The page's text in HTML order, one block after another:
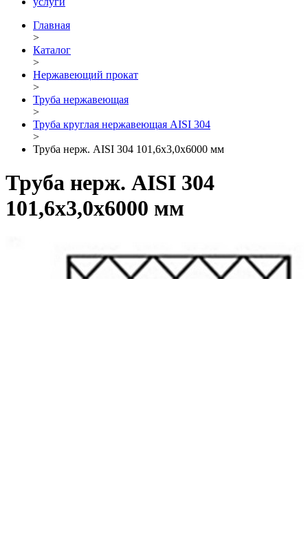
Главная
>
Каталог
>
Нержавеющий прокат
>
Труба нержавеющая
>
Труба круглая нержавеющая AISI 304
>
Труба нерж. AISI 304 101,6х3,0х6000 мм
Труба нерж. AISI 304
101,6х3,0х6000 мм